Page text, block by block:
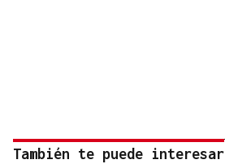
También te puede interesar